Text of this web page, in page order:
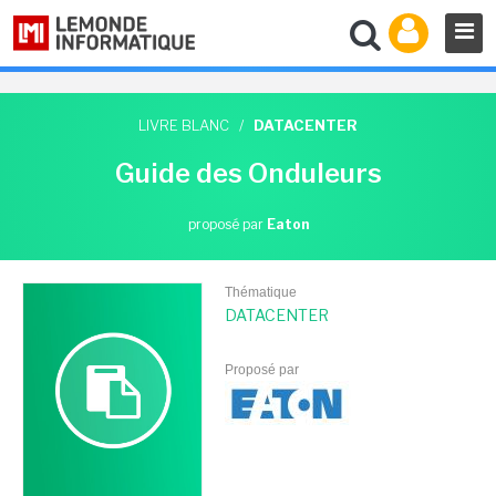
LIVRE BLANC / DATACENTER
Guide des Onduleurs
proposé par Eaton
Thématique
DATACENTER
Proposé par